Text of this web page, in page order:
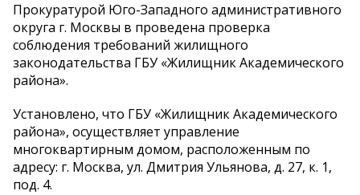
Прокуратурой Юго-Западного административного
округа г. Москвы в проведена проверка
соблюдения требований жилищного
законодательства ГБУ «Жилищник Академического
района».
Установлено, что ГБУ «Жилищник Академического
района», осуществляет управление
многоквартирным домом, расположенным по
адресу: г. Москва, ул. Дмитрия Ульянова, д. 27, к. 1,
под. 4.